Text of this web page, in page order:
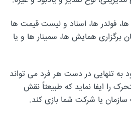
ها، فولدر ها، اسناد و لیست قیمت ها
همایش ها، سمینار ها و یا
به تنهایی در دست هر فرد می تواند
را ایفا نماید که طبیعتاً نقش
سازمان یا شرکت شما بازی کند.